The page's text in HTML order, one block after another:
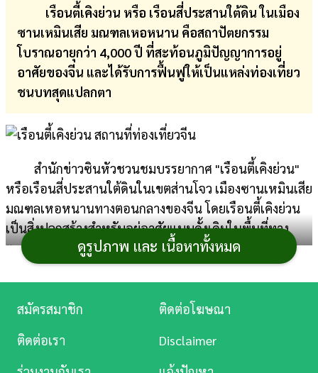
เรือนตี้เคิงย่วน หรือ เรือนสี่ประสานใต้ดิน ในเมือง
ซานเหมินเสีย มณฑลเหอหนาน คือสถาปัตยกรรม
โบราณอายุกว่า 4,000 ปี ที่สะท้อนภูมิปัญญาการอยู่
อาศัยของจีน และได้รับการฟื้นฟูให้เป็นแหล่งท่องเที่ยว
ชนบทสุดแปลกตา
สำนักข่าวซินหัวชวนชมบรรยากาศ "เรือนตี้เคิงย่วน"
หรือเรือนสี่ประสานใต้ดินในเขตส่านโจว เมืองซานเหมินเสีย
มณฑลเหอหนานทางตอนกลางของจีน โดยเรือนตี้เคิงย่วน
เป็นสิ่งปลูกสร้างสำหรับอยู่อาศัยแบบดั้งเดิมในพื้นที่ทาง
ตะวันตกของมณฑลเหอหนาน
ดูรูปภาพ และ เนื้อหาทั้งหมด
บอล
สด
การ
เงิน
การ
บันเทิง
ดู
หนัง
สมัครสมาชิก
ติดต่อโฆษณา
ติดต่อเรา
Disclaimer